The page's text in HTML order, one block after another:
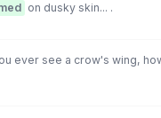
on dusky skin... .
ever see a crow's wing,